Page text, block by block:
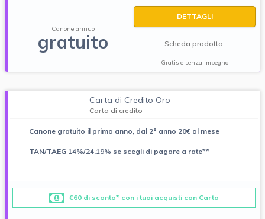
Canone annuo
gratuito
DETTAGLI
Scheda prodotto
Gratis e senza impegno
Carta di Credito Oro
Carta di credito
Canone gratuito il primo anno, dal 2° anno 20€ al mese
TAN/TAEG 14%/24,19% se scegli di pagare a rate**
€60 di sconto* con i tuoi acquisti con Carta